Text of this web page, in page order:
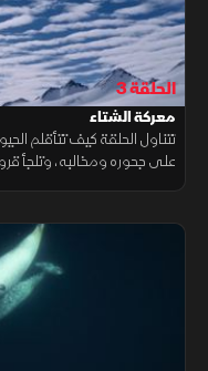
الحلقة 3
معركة الشتاء
تتناول الحلقة كيف تتأقلم
على جحوره ومخالبه، وتلجأ